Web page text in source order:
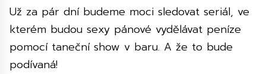
Už za pár dní budeme moci sledovat seriál, ve
kterém budou sexy pánové vydělávat peníze
pomocí taneční show v baru. A že to bude
podívaná!